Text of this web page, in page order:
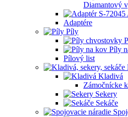
Diamantový
Adaptére
Píly
Píly
Pílový list
Kladivá
Zámočnícke
Sekery
Sekáče